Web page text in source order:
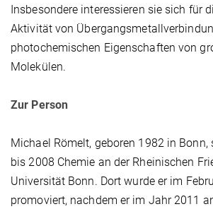
Insbesondere interessieren sie sich für
Aktivität von
photochemischen Eigenschaften von
Molekülen.
Zur Person
Michael Römelt, geboren 1982 in
bis 2008 Chemie an der Rheinischen
Universität Bonn. Dort wurde er im
promoviert, nachdem er im Jahr 2011